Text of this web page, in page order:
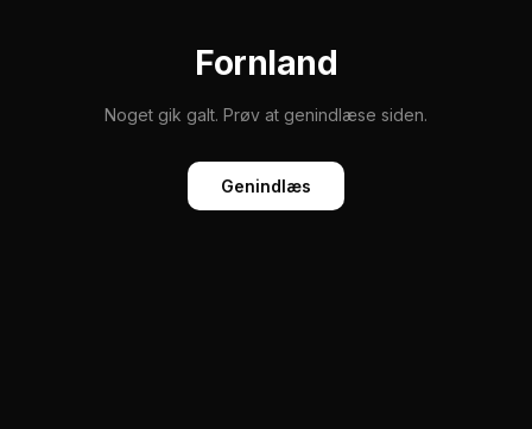
Fornland
Noget gik galt. Prøv at genindlæse siden.
Genindlæs